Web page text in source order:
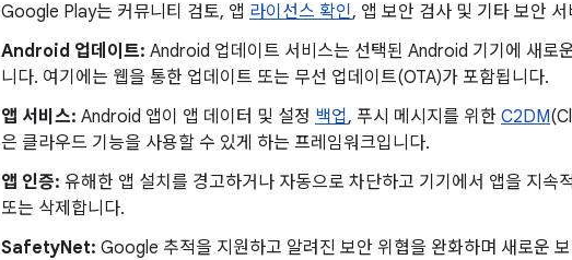
Google Play는 커뮤니티 검토, 앱 라이선스 확인, 앱 보안 검사 및 기타 보안
Android 업데이트: Android 업데이트 서비스는 선택된 Android 기기에 새로
니다. 여기에는 웹을 통한 업데이트 또는 무선 업데이트(OTA)가 포함됩니다.
앱 서비스: Android 앱이 앱 데이터 및 설정 백업, 푸시 메시지를 위한 C2DM
은 클라우드 기능을 사용할 수 있게 하는 프레임워크입니다.
앱 인증: 유해한 앱 설치를 경고하거나 자동으로 차단하고 기기에서 앱을 지속
또는 삭제합니다.
SafetyNet: Google 추적을 지원하고 알려진 보안 위협을 완화하며 새로운